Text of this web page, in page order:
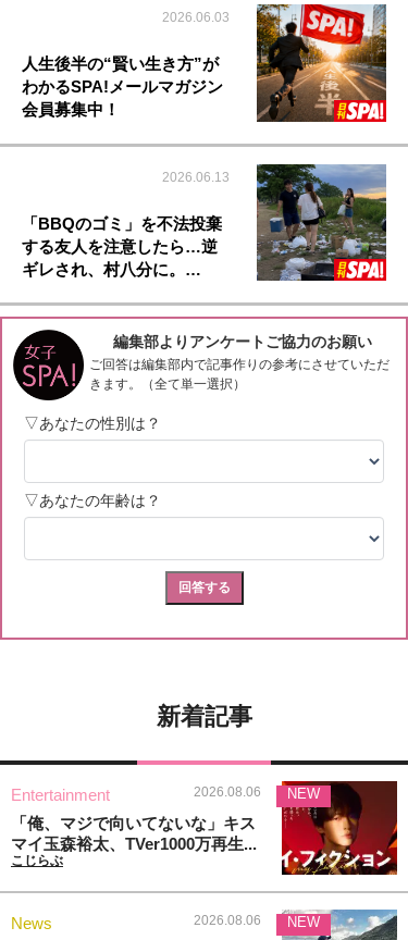
2026.06.03
人生後半の“賢い生き方”が
わかるSPA!メールマガジン
会員募集中！
2026.06.13
「BBQのゴミ」を不法投棄
する友人を注意したら…逆
ギレされ、村八分に。…
新着記事
Entertainment 2026.08.06
「俺、マジで向いてないな」キス
マイ玉森裕太、TVer1000万再生...
こじらぶ
NEW
News 2026.08.06 NEW